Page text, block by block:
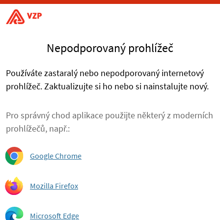
Nepodporovaný prohlížeč
Používáte zastaralý nebo nepodporovaný internetový
prohlížeč. Zaktualizujte si ho nebo si nainstalujte nový.
Pro správný chod aplikace použijte některý z moderních
prohlížečů, např.:
Google Chrome
Mozilla Firefox
Microsoft Edge